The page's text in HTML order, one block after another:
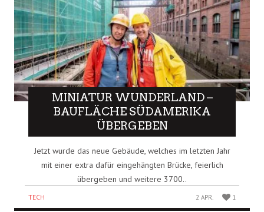
MINIATUR WUNDERLAND –
BAUFLÄCHE SÜDAMERIKA
ÜBERGEBEN
Jetzt wurde das neue Gebäude, welches im letzten Jahr
mit einer extra dafür eingehängten Brücke, feierlich
übergeben und weitere 3700..
TECH 2 APR. 1